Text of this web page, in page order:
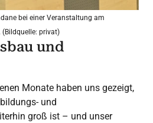
bei einer Veranstaltung am
privat)
und
Monate haben uns gezeigt,
und
groß ist – und unser